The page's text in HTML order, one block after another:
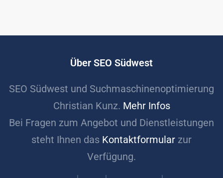
Über SEO Südwest
SEO Südwest und Suchmaschinenoptimierung
Christian Kunz. Mehr Infos
Bei Fragen zum Angebot und Dienstleistungen
steht Ihnen das Kontaktformular zur
Verfügung.